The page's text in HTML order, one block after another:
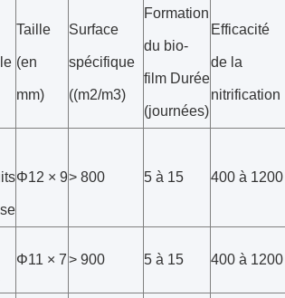
Taille
(en
mm)
Surface
spécifique
((m2/m3)
Formation
du bio-
film Durée
(journées)
Efficacité
de la
nitrification
Φ12 × 9> 800 5 à 15 400 à 1200
Φ11 × 7> 900 5 à 15 400 à 1200